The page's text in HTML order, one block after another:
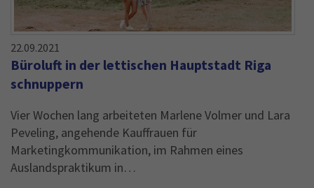
22.09.2021
Büroluft in der lettischen Hauptstadt Riga
schnuppern
Vier Wochen lang arbeiteten Marlene Volmer und Lara
Peveling, angehende Kauffrauen für
Marketingkommunikation, im Rahmen eines
Auslandspraktikum in…
Anbieter
Zweck
The cookie is used to store information of
how visitors use a website and helps in
creating an analytics report of how the
wbsite is doing. The data collected including